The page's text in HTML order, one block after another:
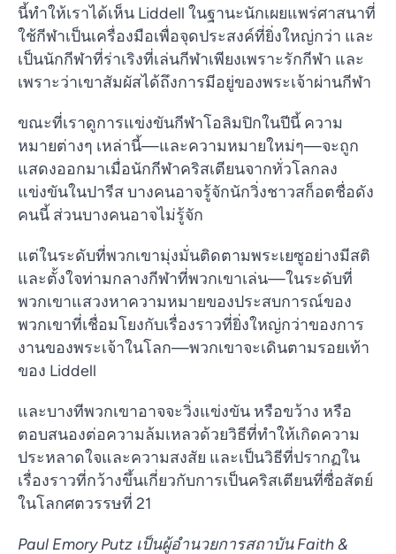
นี้ทำให้เราได้เห็น Liddell ในฐานะนักเผยแพร่ศาสนาที่
ใช้กีฬาเป็นเครื่องมือเพื่อจุดประสงค์ที่ยิ่งใหญ่กว่า และ
เป็นนักกีฬาที่ร่าเริงที่เล่นกีฬาเพียงเพราะรักกีฬา และ
เพราะว่าเขาสัมผัสได้ถึงการมีอยู่ของพระเจ้าผ่านกีฬา
ขณะที่เราดูการแข่งขันกีฬาโอลิมปิกในปีนี้ ความ
หมายต่างๆ เหล่านี้—และความหมายใหม่ๆ—จะถูก
แสดงออกมาเมื่อนักกีฬาคริสเตียนจากทั่วโลกลง
แข่งขันในปารีส บางคนอาจรู้จักนักวิ่งชาวสก็อตชื่อดัง
คนนี้ ส่วนบางคนอาจไม่รู้จัก
แต่ในระดับที่พวกเขามุ่งมั่นติดตามพระเยซูอย่างมีสติ
และตั้งใจท่ามกลางกีฬาที่พวกเขาเล่น—ในระดับที่
พวกเขาแสวงหาความหมายของประสบการณ์ของ
พวกเขาที่เชื่อมโยงกับเรื่องราวที่ยิ่งใหญ่กว่าของการ
งานของพระเจ้าในโลก—พวกเขาจะเดินตามรอยเท้า
ของ Liddell
และบางทีพวกเขาอาจจะวิ่งแข่งขัน หรือขว้าง หรือ
ตอบสนองต่อความล้มเหลวด้วยวิธีที่ทำให้เกิดความ
ประหลาดใจและความสงสัย และเป็นวิธีที่ปรากฏใน
เรื่องราวที่กว้างขึ้นเกี่ยวกับการเป็นคริสเตียนที่ซื่อสัตย์
ในโลกศตวรรษที่ 21
Paul Emory Putz เป็นผู้อำนวยการสถาบัน Faith &
Vietnamese